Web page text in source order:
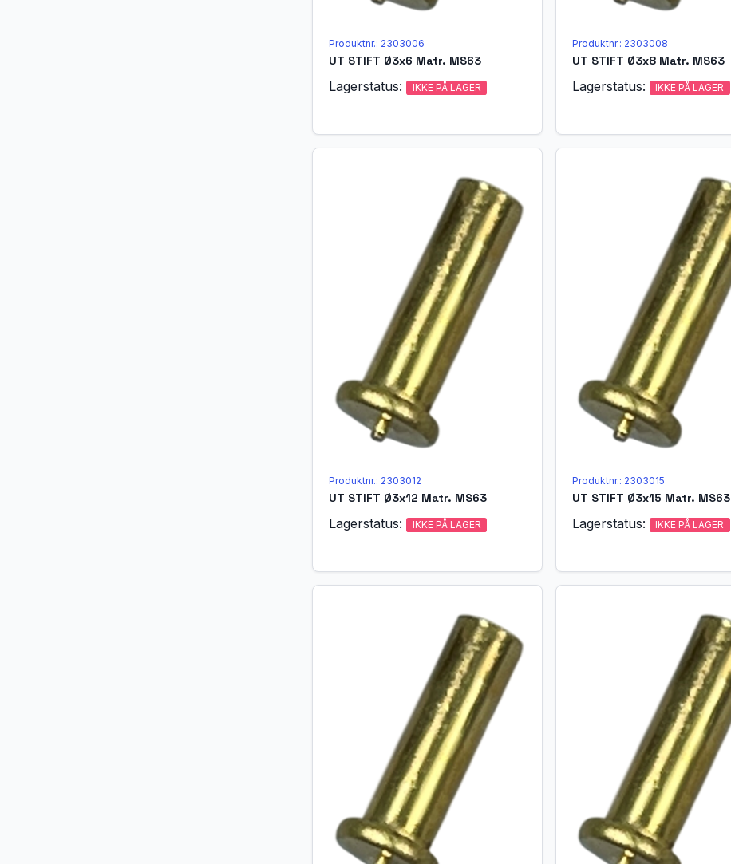
Produktnr.: 2303006
UT STIFT Ø3x6 Matr. MS63
Lagerstatus: IKKE PÅ LAGER
Produktnr.: 2303008
UT STIFT Ø3x8 Matr. MS63
Lagerstatus: IKKE PÅ LAGER
Produktnr.: 2303012
UT STIFT Ø3x12 Matr. MS63
Lagerstatus: IKKE PÅ LAGER
Produktnr.: 2303015
UT STIFT Ø3x15 Matr. MS63
Lagerstatus: IKKE PÅ LAGER